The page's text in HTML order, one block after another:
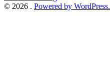
© 2026 . Powered by WordPress.